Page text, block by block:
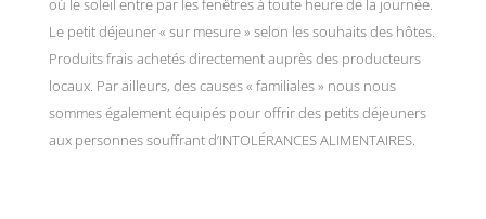
où le soleil entre par les fenêtres à toute heure de la journée.
Le petit déjeuner « sur mesure » selon les souhaits des hôtes.
Produits frais achetés directement auprès des producteurs
locaux. Par ailleurs, des causes « familiales » nous nous
sommes également équipés pour offrir des petits déjeuners
aux personnes souffrant d’INTOLÉRANCES ALIMENTAIRES.